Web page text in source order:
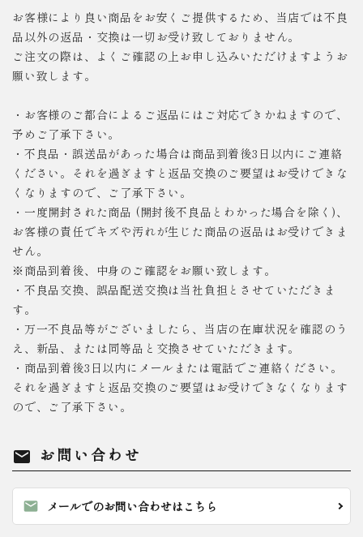
お客様により良い商品をお安くご提供するため、当店では不良
品以外の返品・交換は一切お受け致しておりません。
ご注文の際は、よくご確認の上お申し込みいただけますようお
願い致します。
・お客様のご都合によるご返品にはご対応できかねますので、
予めご了承下さい。
・不良品・誤送品があった場合は商品到着後3日以内にご連絡
ください。それを過ぎますと返品交換のご要望はお受けできな
くなりますので、ご了承下さい。
・一度開封された商品 (開封後不良品とわかった場合を除く)、
お客様の責任でキズや汚れが生じた商品の返品はお受けできま
せん。
※商品到着後、中身のご確認をお願い致します。
・不良品交換、誤品配送交換は当社負担とさせていただきま
す。
・万一不良品等がございましたら、当店の在庫状況を確認のう
え、新品、または同等品と交換させていただきます。
・商品到着後3日以内にメールまたは電話でご連絡ください。
それを過ぎますと返品交換のご要望はお受けできなくなります
ので、ご了承下さい。
mail お問い合わせ
mail メールでのお問い合わせはこちら